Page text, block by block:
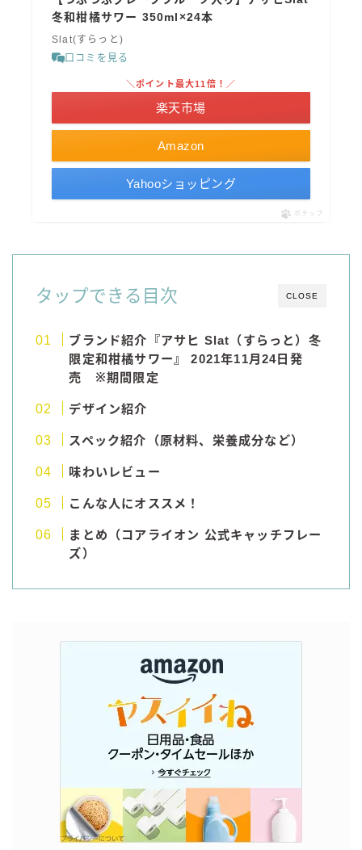
冬和柑橘サワー 350ml×24本
Slat(すらっと)
口コミを見る
Amazon
＼ポイント最大11倍！／
楽天市場
Yahooショッピング
ポチップ
CLOSE
タップできる目次
ブランド紹介『アサヒ Slat（すらっと）冬
限定和柑橘サワー 』 2021年11月24日発
売 ※期間限定
デザイン紹介
スペック紹介（原材料、栄養成分など）
味わいレビュー
こんな人にオススメ！
まとめ（コアライオン 公式キャッチフレー
ズ）